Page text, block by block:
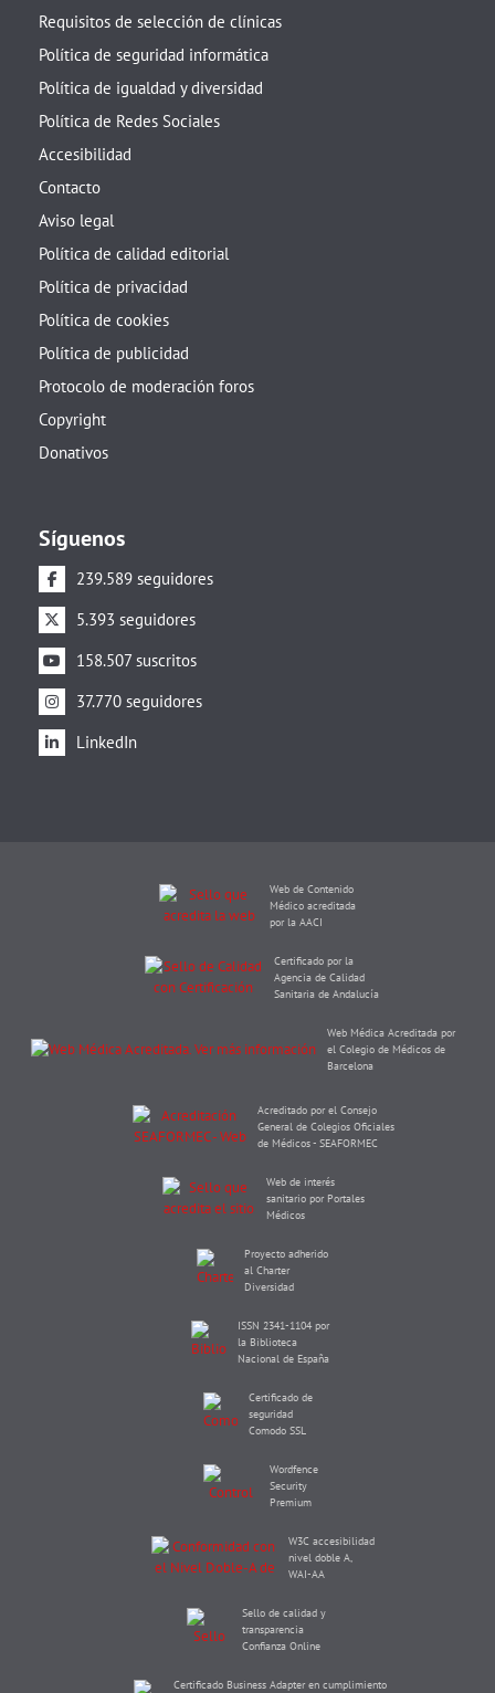
Requisitos de selección de clínicas
Política de seguridad informática
Política de igualdad y diversidad
Política de Redes Sociales
Accesibilidad
Contacto
Aviso legal
Política de calidad editorial
Política de privacidad
Política de cookies
Política de publicidad
Protocolo de moderación foros
Copyright
Donativos
Síguenos
239.589 seguidores
5.393 seguidores
158.507 suscritos
37.770 seguidores
LinkedIn
Web de Contenido
Médico acreditada
por la AACI
Certificado por la
Agencia de Calidad
Sanitaria de Andalucía
Web Médica Acreditada por
el Colegio de Médicos de
Barcelona
Acreditado por el Consejo
General de Colegios Oficiales
de Médicos - SEAFORMEC
Web de interés
sanitario por Portales
Médicos
Proyecto adherido
al Charter
Diversidad
ISSN 2341-1104 por
la Biblioteca
Nacional de España
Certificado de
seguridad
Comodo SSL
Wordfence
Security
Premium
W3C accesibilidad
nivel doble A,
WAI-AA
Sello de calidad y
transparencia
Confianza Online
Certificado Business Adapter en cumplimiento